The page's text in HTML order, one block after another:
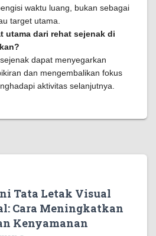
waktu luang, bukan sebagai
target utama.
utama dari rehat sejenak di
dapat menyegarkan
dan mengembalikan fokus
aktivitas selanjutnya.
Tata Letak Visual
Cara Meningkatkan
Kenyamanan